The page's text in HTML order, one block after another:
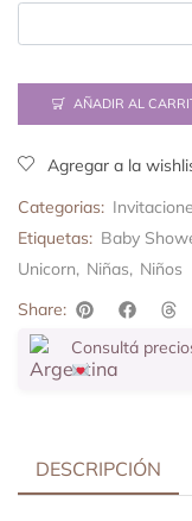
AÑADIR AL
Agregar a la
Categorias:
Etiquetas: Baby
Unicorn, Niñas, Niños
Share:
Consultá
DESCRIPCIÓN